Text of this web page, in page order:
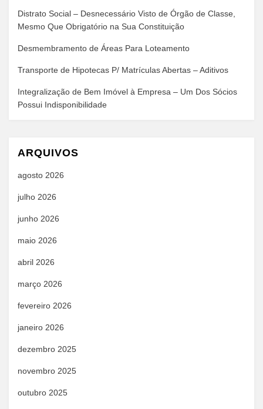
Distrato Social – Desnecessário Visto de Órgão de Classe,
Mesmo Que Obrigatório na Sua Constituição
Desmembramento de Áreas Para Loteamento
Transporte de Hipotecas P/ Matrículas Abertas – Aditivos
Integralização de Bem Imóvel à Empresa – Um Dos Sócios
Possui Indisponibilidade
ARQUIVOS
agosto 2026
julho 2026
junho 2026
maio 2026
abril 2026
março 2026
fevereiro 2026
janeiro 2026
dezembro 2025
novembro 2025
outubro 2025